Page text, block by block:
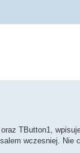
TButton1,
wczesniej. Nie